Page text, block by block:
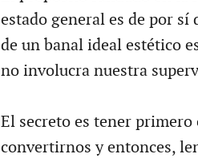
estado general es de por
de un banal ideal estético
no involucra nuestra
El secreto es tener primero
convertirnos y entonces,